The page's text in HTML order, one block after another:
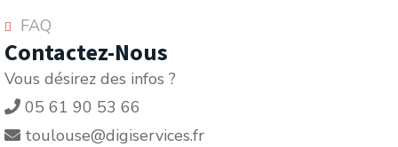
FAQ
Contactez-Nous
Vous désirez des infos ?
05 61 90 53 66
toulouse@digiservices.fr